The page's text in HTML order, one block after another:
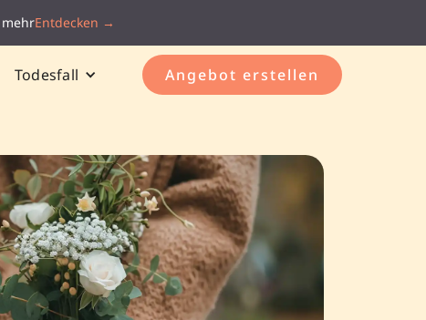
Entdecken →
Todesfall Angebot erstellen